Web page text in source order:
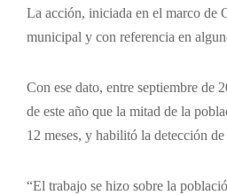
La acción, iniciada en el marco de
municipal y con referencia en
Con ese dato, entre septiembre de
de este año que la mitad de la
12 meses, y habilitó la detección
“El trabajo se hizo sobre la